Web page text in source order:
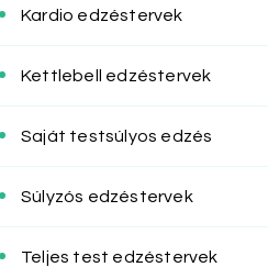
Kardio edzéstervek
Kettlebell edzéstervek
Saját testsúlyos edzés
Súlyzós edzéstervek
Teljes test edzéstervek